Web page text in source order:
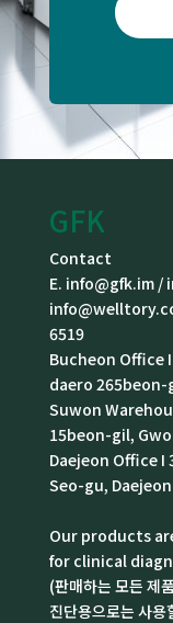
GFK
Contact
E. info@gfk.im /
6519
Bucheon Office
daero
Suwon
15beon-gil,
Daejeon Office
Seo-gu, Daejeon
Our products
for clinical
(판매하는 모든 제
진단용으로는 사용